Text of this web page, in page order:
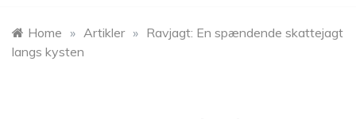
Home » Artikler » Ravjagt: En spændende skattejagt
langs kysten